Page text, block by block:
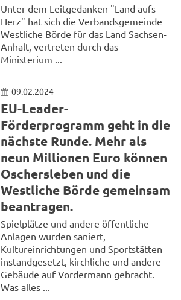
Unter dem Leitgedanken "Land aufs
Herz" hat sich die Verbandsgemeinde
Westliche Börde für das Land Sachsen-
Anhalt, vertreten durch das
Ministerium ...
09.02.2024
EU-Leader-
Förderprogramm geht in die
nächste Runde. Mehr als
neun Millionen Euro können
Oschersleben und die
Westliche Börde gemeinsam
beantragen.
Spielplätze und andere öffentliche
Anlagen wurden saniert,
Kultureinrichtungen und Sportstätten
instandgesetzt, kirchliche und andere
Gebäude auf Vordermann gebracht.
Was alles ...